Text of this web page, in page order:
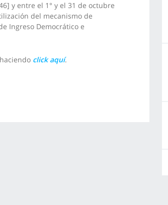
y entre el 1° y el 31 de octubre
del mecanismo de
Ingreso Democrático e
click aquí.